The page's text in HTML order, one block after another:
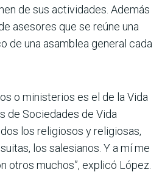
de sus actividades. Además
aseso­res que se reúne una
de una asamblea general cada
o ministerios es el de la Vida
de Sociedades de Vida
los religiosos y religiosas,
los salesianos. Y a mí me
otros muchos”, explicó López.